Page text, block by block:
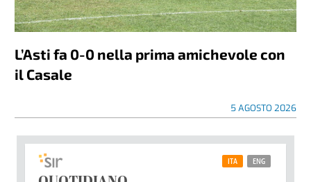
L’Asti fa 0-0 nella prima amichevole con
il Casale
5 AGOSTO 2026